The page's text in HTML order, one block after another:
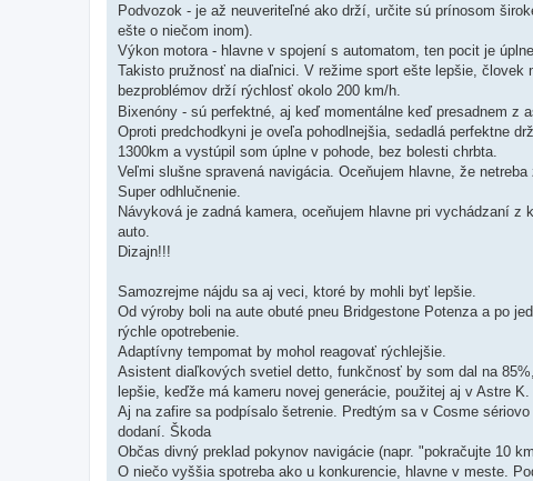
Podvozok - je až neuveriteľné ako drží, určite sú prínosom
ešte o niečom inom).
Výkon motora - hlavne v spojení s automatom, ten pocit je
Takisto pružnosť na diaľnici. V režime sport ešte lepšie,
bezproblémov drží rýchlosť okolo 200 km/h.
Bixenóny - sú perfektné, aj keď momentálne keď presadnem
Oproti predchodkyni je oveľa pohodlnejšia, sedadlá perfektne
1300km a vystúpil som úplne v pohode, bez bolesti chrbta.
Veľmi slušne spravená navigácia. Oceňujem hlavne, že
Super odhlučnenie.
Návyková je zadná kamera, oceňujem hlavne pri vychádzaní
auto.
Dizajn!!!
Samozrejme nájdu sa aj veci, ktoré by mohli byť lepšie.
Od výroby boli na aute obuté pneu Bridgestone Potenza a po
rýchle opotrebenie.
Adaptívny tempomat by mohol reagovať rýchlejšie.
Asistent diaľkových svetiel detto, funkčnosť by som dal na
lepšie, keďže má kameru novej generácie, použitej aj v Astre K.
Aj na zafire sa podpísalo šetrenie. Predtým sa v Cosme
dodaní. Škoda
Občas divný preklad pokynov navigácie (napr. "pokračujte 10
O niečo vyššia spotreba ako u konkurencie, hlavne v meste.